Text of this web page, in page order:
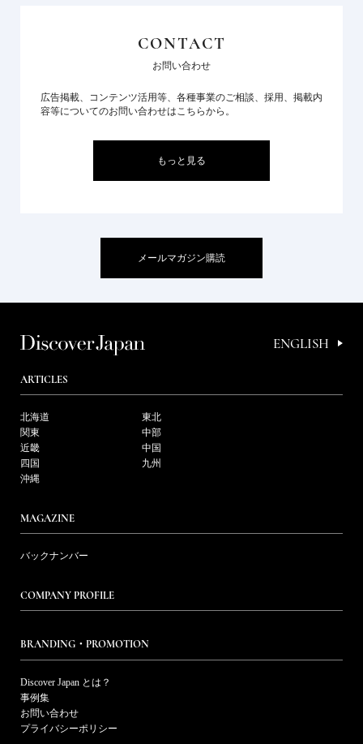
CONTACT
お問い合わせ
広告掲載、コンテンツ活用等、各種事業のご相談、採用、掲載内
容等についてのお問い合わせはこちらから。
もっと見る
メールマガジン購読
ENGLISH
ARTICLES
北海道
東北
関東
中部
近畿
中国
四国
九州
沖縄
MAGAZINE
バックナンバー
COMPANY PROFILE
BRANDING・PROMOTION
Discover Japan とは？
事例集
お問い合わせ
プライバシーポリシー